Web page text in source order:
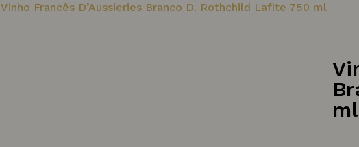
Vinho Francês D’Aussieries Branco D. Rothchild Lafite 750 ml
ml